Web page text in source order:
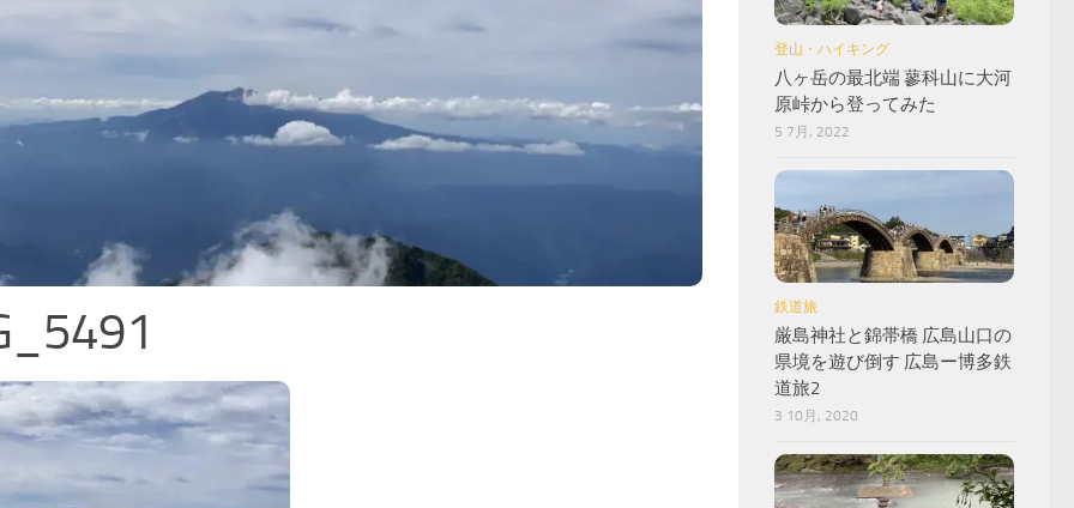
登山・ハイキング
八ヶ岳の最北端 蓼科山に大河
原峠から登ってみた
5 7月, 2022
鉄道旅
厳島神社と錦帯橋 広島山口の
県境を遊び倒す 広島ー博多鉄
道旅2
3 10月, 2020